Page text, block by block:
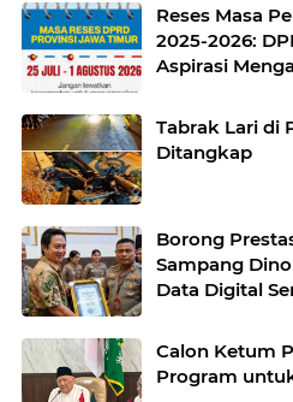
Reses Masa
2025-2026:
Aspirasi
Tabrak Lari di
Ditangkap
Borong
Sampang
Data Digital
Calon Ketum
Program